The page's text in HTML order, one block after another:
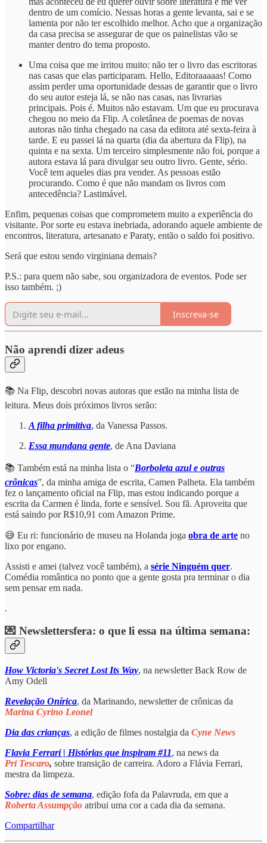
dentro de um comício. Nessas horas a gente levanta, sai e se
lamenta por não ter escolhido melhor. Acho que a organização
da casa precisa se assegurar de que os painelistas vão se
manter dentro do tema proposto.
Uma coisa que me irritou muito: não ter o livro das escritoras
nas casas que elas participaram. Hello, Editoraaaaas! Como
assim perder uma oportunidade dessas de garantir que o livro
do seu autor esteja lá, se não nas casas, nas livrarias
principais. Pois é. Muitos não estavam. Um que eu procurava
chegou no meio da Flip. A coletânea de poemas de novas
autoras não tinha chegado na casa da editora até sexta-feira à
tarde. E eu passei lá na quarta (dia da abertura da Flip), na
quinta e na sexta. Um terceiro simplesmente não foi, porque a
autora estava lá para divulgar seu outro livro. Gente, sério.
Você tem aqueles dias pra vender. As pessoas estão
procurando. Como é que não mandam os livros com
antecedência? Lastimável.
Enfim, pequenas coisas que comprometem muito a experiência do
visitante. Por sorte eu estava inebriada, adorando aquele ambiente de
encontros, literatura, artesanato e Paraty, então o saldo foi positivo.
Será que estou sendo virginiana demais?
P.S.: para quem não sabe, sou organizadora de eventos. Pode ser
isso também. ;)
Inscreva-se
Não aprendi dizer adeus
📚 Na Flip, descobri novas autoras que estão na minha lista de
leitura. Meus dois próximos livros serão:
A filha primitiva, da Vanessa Passos.
Essa mundana gente, de Ana Daviana
📚 Também está na minha lista o “Borboleta azul e outras
crônicas”, da minha amiga de escrita, Camen Palheta. Ela também
fez o lançamento oficial na Flip, mas estou indicando porque a
escrita da Carmen é linda, forte e sensível. Sou fã. Aproveita que
está saindo por R$10,91 com Amazon Prime.
😅 Eu ri: funcionário de museu na Holanda joga obra de arte no
lixo por engano.
Assisti e amei (talvez você também), a série Ninguém quer.
Comédia romântica no ponto que a gente gosta pra terminar o dia
sem pensar em nada.
.
💌 Newslettersfera: o que li essa na última semana:
How Victoria's Secret Lost Its Way, na newsletter Back Row de
Amy Odell
Revelação Onírica, da Marinando, newsletter de crônicas da
Marina Cyrino Leonel
Dia das crianças, a edição de filmes nostalgia da Cyne News
Flavia Ferrari | Histórias que inspiram #11, na news da
Pri Tescaro, sobre transição de carreira. Adoro a Flávia Ferrari,
mestra da limpeza.
Sobre: dias de semana, edição fofa da Palavruda, em que a
Roberta Assumpção atribui uma cor a cada dia da semana.
Compartilhar